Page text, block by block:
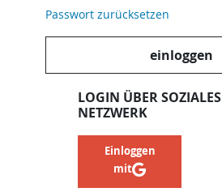
Passwort zurücksetzen
einloggen
LOGIN ÜBER SOZIALES
NETZWERK
Einloggen
mit